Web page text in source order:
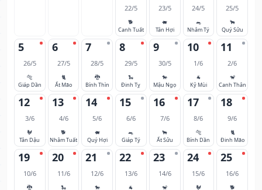
22/5
🐕
Canh Tuất
23/5
🐖
Tân Hợi
24/5
🐀
Nhâm Tý
25/5
🐂
Quý Sửu
5
26/5
🐅
Giáp Dần
6
27/5
🐈
Ất Mão
7
28/5
🐉
Bính Thìn
8
29/5
🐍
Đinh Tỵ
9
30/5
🐎
Mậu Ngọ
10
1/6
🐐
Kỷ Mùi
11
2/6
🐒
Canh Thân
12
3/6
🐓
Tân Dậu
13
4/6
🐕
Nhâm Tuất
14
5/6
🐖
Quý Hợi
15
6/6
🐀
Giáp Tý
16
7/6
🐂
Ất Sửu
17
8/6
🐅
Bính Dần
18
9/6
🐈
Đinh Mão
19
10/6
🐉
20
11/6
🐍
21
12/6
🐎
22
13/6
🐐
23
14/6
🐒
24
15/6
🐓
25
16/6
🐕